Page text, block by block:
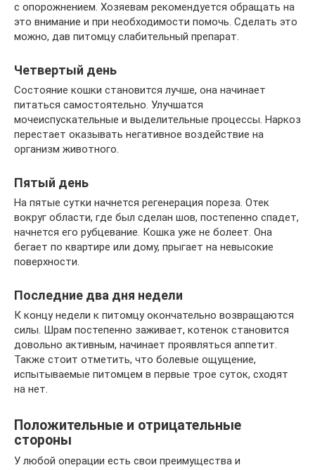
с опорожнением. Хозяевам рекомендуется обращать на
это внимание и при необходимости помочь. Сделать это
можно, дав питомцу слабительный препарат.
Четвертый день
Состояние кошки становится лучше, она начинает
питаться самостоятельно. Улучшатся
мочеиспускательные и выделительные процессы. Наркоз
перестает оказывать негативное воздействие на
организм животного.
Пятый день
На пятые сутки начнется регенерация пореза. Отек
вокруг области, где был сделан шов, постепенно спадет,
начнется его рубцевание. Кошка уже не болеет. Она
бегает по квартире или дому, прыгает на невысокие
поверхности.
Последние два дня недели
К концу недели к питомцу окончательно возвращаются
силы. Шрам постепенно заживает, котенок становится
довольно активным, начинает проявляться аппетит.
Также стоит отметить, что болевые ощущение,
испытываемые питомцем в первые трое суток, сходят
на нет.
Положительные и отрицательные
стороны
У любой операции есть свои преимущества и